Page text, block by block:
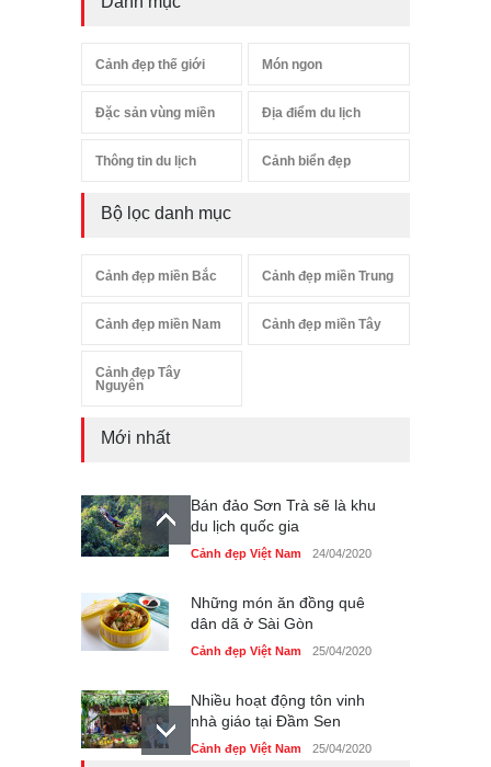
Cảnh đẹp thế giới Món ngon
Đặc sản vùng miền Địa điểm du lịch
Thông tin du lịch Cảnh biển đẹp
Bộ lọc danh mục
Cảnh đẹp miền Bắc Cảnh đẹp miền Trung
Cảnh đẹp miền Nam Cảnh đẹp miền Tây
Cảnh đẹp Tây
Nguyên
Mới nhất
Bán đảo Sơn Trà sẽ là khu
du lịch quốc gia
Cảnh đẹp Việt Nam 24/04/2020
Những món ăn đồng quê
dân dã ở Sài Gòn
Cảnh đẹp Việt Nam 25/04/2020
Nhiều hoạt động tôn vinh
nhà giáo tại Đầm Sen
Cảnh đẹp Việt Nam 25/04/2020